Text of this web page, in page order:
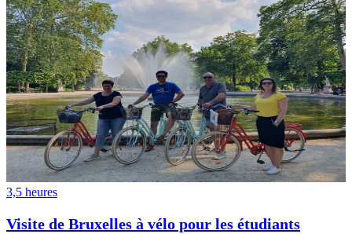
3,5 heures
Visite de Bruxelles à vélo pour les étudiants